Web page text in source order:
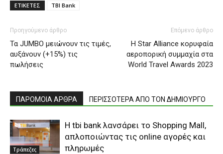
ΕΤΙΚΕΤΕΣ TBI Bank
Προηγούμενο άρθρο
Τα JUMBO μειώνουν τις τιμές,
αυξάνουν (+15%) τις
πωλήσεις
Επόμενο άρθρο
Η Star Alliance κορυφαία
αεροπορική συμμαχία στα
World Travel Awards 2023
ΠΑΡΟΜΟΙΑ ΑΡΘΡΑ ΠΕΡΙΣΣΟΤΕΡΑ ΑΠΟ ΤΟΝ ΔΗΜΙΟΥΡΓΟ
Τράπεζες
Η tbi bank λανσάρει το Shopping Mall,
απλοποιώντας τις online αγορές και
πληρωμές